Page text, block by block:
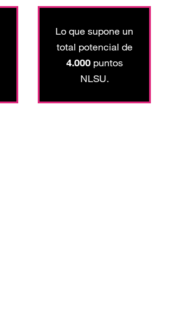
Lo que supone un
total potencial de
4.000puntos
NLSU.